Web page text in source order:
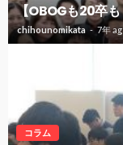
【OBOGも20卒
chihounomikata 7年
コラム